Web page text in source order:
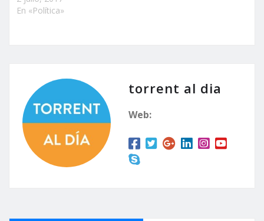
En «Política»
torrent al dia
Web: